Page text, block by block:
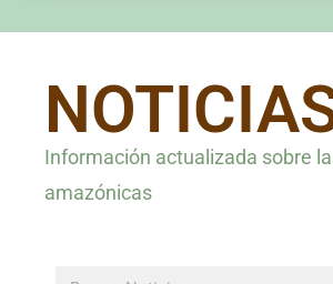
Información actualizada sobre
amazónicas